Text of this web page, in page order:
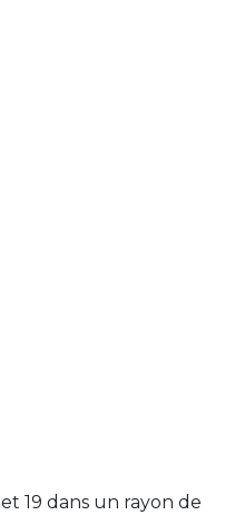
et 19 dans un rayon de